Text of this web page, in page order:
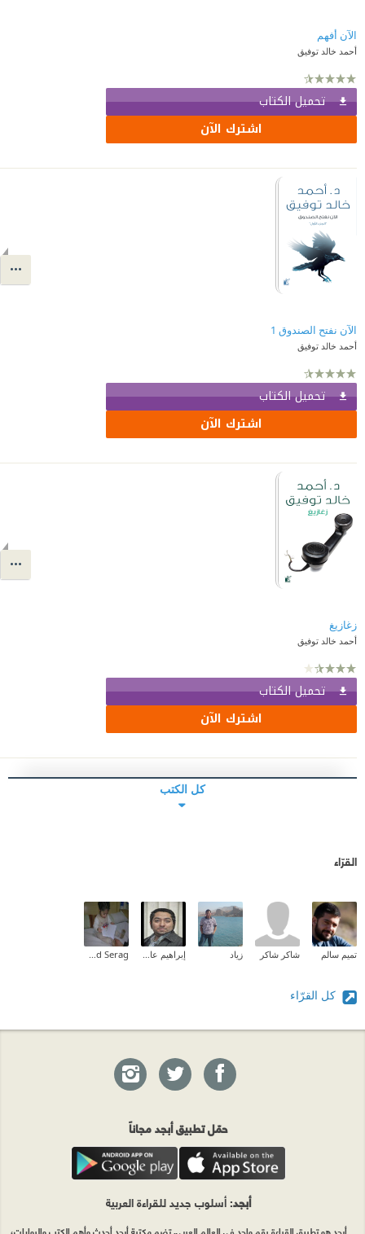
الآن أفهم
أحمد خالد توفيق
تحميل الكتاب
اشترك الآن
الآن نفتح الصندوق 1
أحمد خالد توفيق
تحميل الكتاب
اشترك الآن
زغازيغ
أحمد خالد توفيق
تحميل الكتاب
اشترك الآن
كل الكتب
القرّاء
تميم سالم شاكر شاكر زياد إبراهيم عادل Mahmoud Serag
كل القرّاء
حمّل تطبيق أبجد مجاناً
أبجد: أسلوب جديد للقراءة العربية